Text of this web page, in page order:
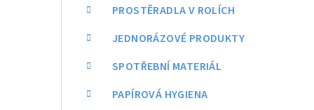
PROSTĚRADLA V ROLÍCH
JEDNORÁZOVÉ PRODUKTY
SPOTŘEBNÍ MATERIÁL
PAPÍROVÁ HYGIENA